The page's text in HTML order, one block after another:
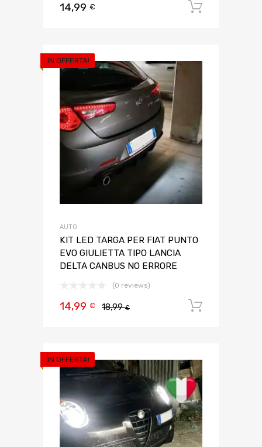
14,99 €
IN OFFERTA!
AUTO
KIT LED TARGA PER FIAT PUNTO
EVO GIULIETTA TIPO LANCIA
DELTA CANBUS NO ERRORE
(0 reviews)
18,99€
14,99 €
IN OFFERTA!